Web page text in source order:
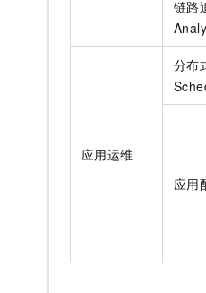
链路
应用运维
分布
应用